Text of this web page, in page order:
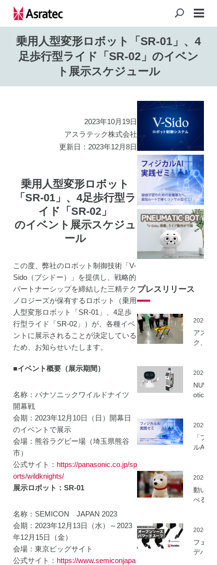
乗用人型変形ロボット「SR-01」、4
足歩行型ライド「SR-02」のイベン
ト展示スケジュール
2023年10月19日
アスラテック株式会社
更新日：2023年12月8日
乗用人型変形ロボット
「SR-01」、4足歩行型ラ
イド「SR-02」
のイベント展示スケジュ
ール
この度、弊社のロボット制御技術「V-
Sido（ブシドー）」を提供し、戦略的
パートナーシップを締結した三精テク
ノロジーズが保有するロボット（乗用
人型変形ロボット「SR-01」、4足歩
行型ライド「SR-02」）が、各種イベ
ントに展示されることが決定している
ため、お知らせいたします。
■イベント概要（展示期間）
名称：パナソニックワイルドナイツ
開幕戦
会期：2023年12月10日（日）開幕日
のイベントで展示
会場：熊谷ラグビー場（埼玉県熊谷
市）
公式サイト： https://panasonic.co.jp/sp
orts/wildknights/
展示ロボット：SR-01
名称：SEMICON JAPAN 2023
会期：2023年12月13日（水）～2023
年12月15日（金）
会場：東京ビッグサイト
公式サイト： https://www.semiconjapa
プレスリリース
アスラ
ク、
を活用
建設向
ボット
実施
NUWA
otics社
いを開
「フィ
ルAI実
動いて
べる「
ロボッ
（バル
ロボッ
ト）」
フェア
デバイ